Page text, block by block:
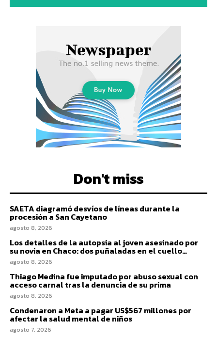
Don't miss
SAETA diagramó desvíos de líneas durante la
procesión a San Cayetano
agosto 8, 2026
Los detalles de la autopsia al joven asesinado por
su novia en Chaco: dos puñaladas en el cuello…
agosto 8, 2026
Thiago Medina fue imputado por abuso sexual con
acceso carnal tras la denuncia de su prima
agosto 8, 2026
Condenaron a Meta a pagar US$567 millones por
afectar la salud mental de niños
agosto 7, 2026